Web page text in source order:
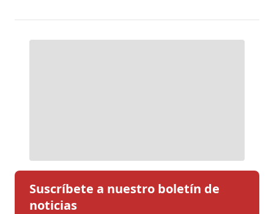
Suscríbete a nuestro boletín de
noticias